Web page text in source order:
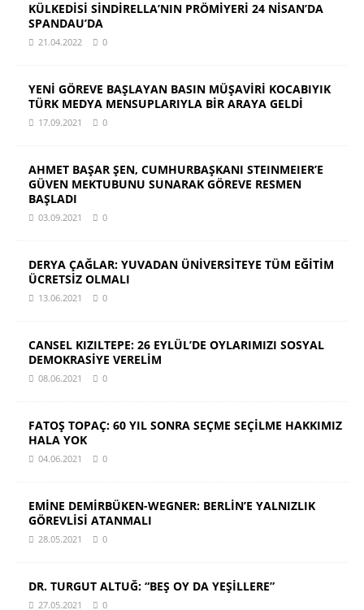
KÜLKEDİSİ SİNDİRELLA’NIN PRÖMİYERİ 24 NİSAN’DA
SPANDAU’DA
21.04.2022 0
YENİ GÖREVE BAŞLAYAN BASIN MÜŞAVİRİ KOCABIYIK
TÜRK MEDYA MENSUPLARIYLA BİR ARAYA GELDİ
17.09.2021 0
AHMET BAŞAR ŞEN, CUMHURBAŞKANI STEINMEIER’E
GÜVEN MEKTUBUNU SUNARAK GÖREVE RESMEN
BAŞLADI
03.09.2021 0
DERYA ÇAĞLAR: YUVADAN ÜNİVERSİTEYE TÜM EĞİTİM
ÜCRETSİZ OLMALI
13.06.2021 0
CANSEL KIZILTEPE: 26 EYLÜL’DE OYLARIMIZI SOSYAL
DEMOKRASİYE VERELİM
08.06.2021 0
FATOŞ TOPAÇ: 60 YIL SONRA SEÇME SEÇİLME HAKKIMIZ
HALA YOK
04.06.2021 0
EMİNE DEMİRBÜKEN-WEGNER: BERLİN’E YALNIZLIK
GÖREVLİSİ ATANMALI
28.05.2021 0
DR. TURGUT ALTUĞ: “BEŞ OY DA YEŞİLLERE”
27.05.2021 0